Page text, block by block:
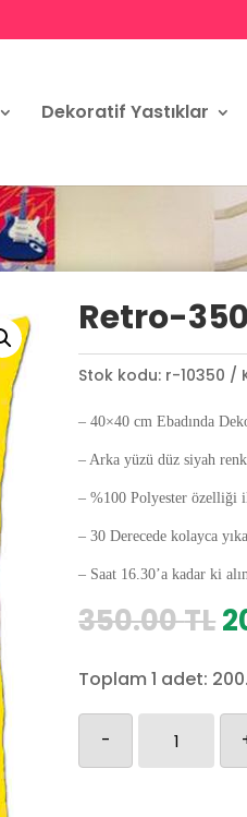
Dekoratif Yastıklar
Retro-350
Stok kodu: r-10350
– 40×40 cm Ebadında
– Arka yüzü düz siyah
– %100 Polyester özelliği
– 30 Derecede kolayca
– Saat 16.30’a kadar ki
350.00TL
Toplam 1 adet:
-